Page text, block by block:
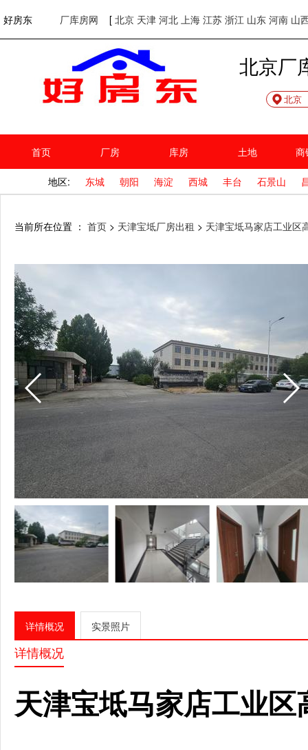
好房东 厂库房网 [ 北京 天津 河北 上海 江苏 浙江 山东 河南 山
欢迎访问好房东！网站首页
北京厂
北京
首页 厂房 库房 土地 商
地区: 东城 朝阳 海淀 西城 丰台 石景山
当前所在位置 ： 首页 > 天津宝坻厂房出租 > 天津宝坻马家店工业区
详情概况 实景照片
详情概况
天津宝坻马家店工业区